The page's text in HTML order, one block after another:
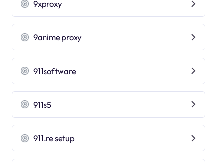
9xproxy
9anime proxy
911software
911s5
911.re setup